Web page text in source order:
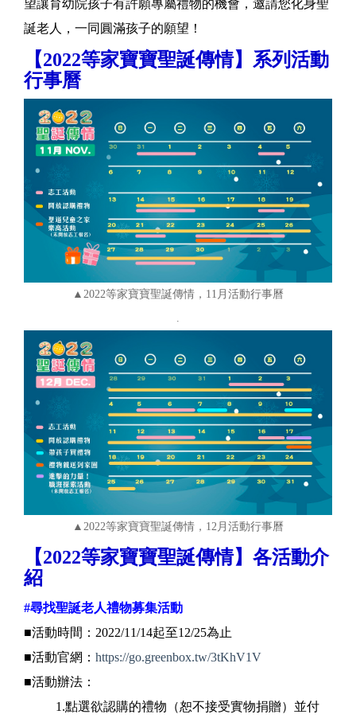
望讓育幼院孩子有許願專屬禮物的機會，邀請您化身聖
誕老人，一同圓滿孩子的願望！
【2022等家寶寶聖誕傳情】系列活動
行事曆
▲2022等家寶寶聖誕傳情，11月活動行事曆
.
▲2022等家寶寶聖誕傳情，12月活動行事曆
【2022等家寶寶聖誕傳情】各活動介
紹
#尋找聖誕老人禮物募集活動
■活動時間：2022/11/14起至12/25為止
■活動官網： https://go.greenbox.tw/3tKhV1V
■活動辦法：
1.點選欲認購的禮物（恕不接受實物捐贈）並付